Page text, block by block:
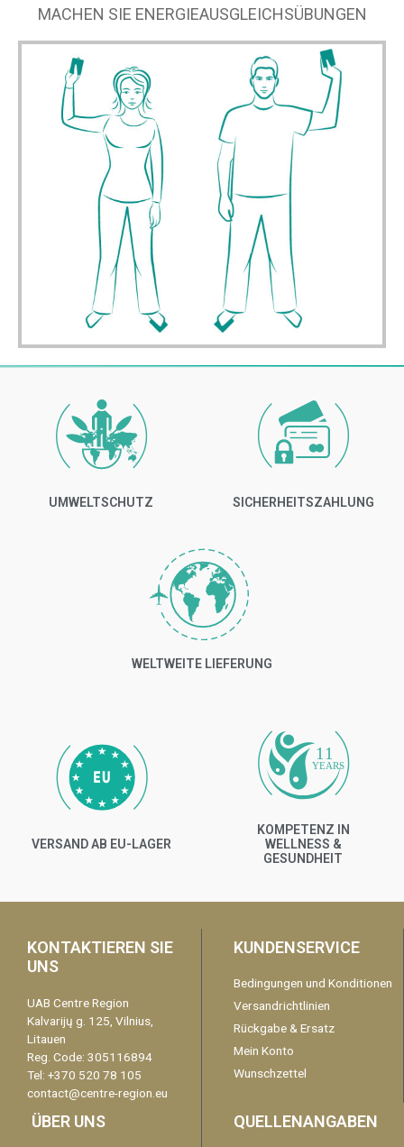
MACHEN SIE ENERGIEAUSGLEICHSÜBUNGEN
UMWELTSCHUTZ SICHERHEITSZAHLUNG
WELTWEITE LIEFERUNG
VERSAND AB EU-LAGER
11
YEARS
KOMPETENZ IN
WELLNESS &
GESUNDHEIT
KONTAKTIEREN SIE
UNS
UAB Centre Region
Kalvarijų g. 125, Vilnius,
Litauen
Reg. Code: 305116894
Tel: +370 520 78 105
contact@centre-region.eu
KUNDENSERVICE
Bedingungen und Konditionen
Versandrichtlinien
Rückgabe & Ersatz
Mein Konto
Wunschzettel
ÜBER UNS QUELLENANGABEN